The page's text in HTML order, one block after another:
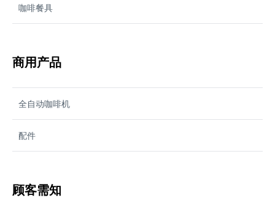
咖啡餐具
商用产品
全自动咖啡机
配件
顾客需知